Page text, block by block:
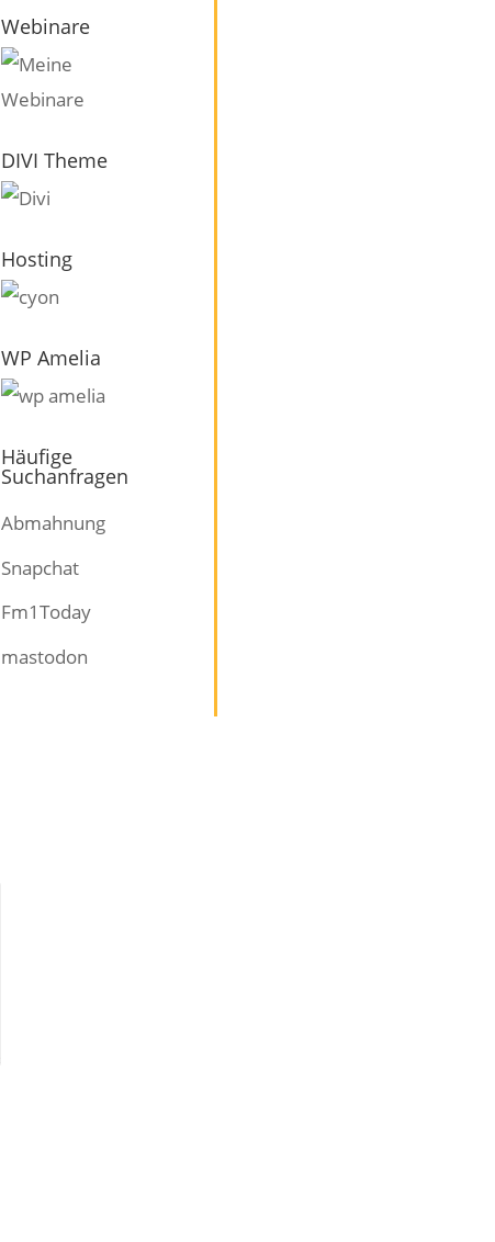
Webinare
DIVI Theme
Hosting
WP Amelia
Häufige
Suchanfragen
Abmahnung
Snapchat
Fm1Today
mastodon